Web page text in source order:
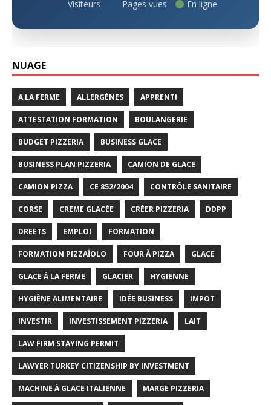
Visiteurs Pages vues En ligne
NUAGE
A LA FERME ALLERGÈNES APPRENTI
ATTESTATION FORMATION BOULANGERIE
BUDGET PIZZERIA BUSINESS GLACE
BUSINESS PLAN PIZZERIA CAMION DE GLACE
CAMION PIZZA CE 852/2004 CONTRÔLE SANITAIRE
CORSE CREME GLACÉE CRÉER PIZZERIA DDPP
DREETS EMPLOI FORMATION
FORMATION PIZZAÏOLO FOUR À PIZZA GLACE
GLACE À LA FERME GLACIER HYGIENNE
HYGIÈNE ALIMENTAIRE IDÉE BUSINESS IMPOT
INVESTIR INVESTISSEMENT PIZZERIA LAIT
LAW FIRM STAYING PERMIT
LAWYER TURKEY CITIZENSHIP BY INVESTMENT
MACHINE À GLACE ITALIENNE MARGE PIZZERIA